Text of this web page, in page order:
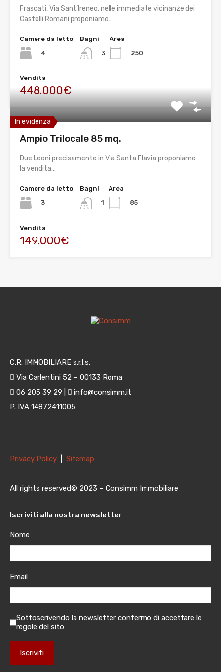
Frascati, Via Sant’Ireneo, nelle immediate vicinanze dei
Castelli Romani proponiamo…
Camere da letto
4
Bagni
3
Area
250
Vendita
448.000€
In evidenza
Ampio Trilocale 85 mq.
Due Leoni precisamente in Via Santa Flavia proponiamo
la vendita…
Camere da letto
3
Bagni
1
Area
85
Vendita
149.000€
C.R. IMMOBILIARE s.r.l.s.
Via Carlentini 52 – 00133 Roma
06 205 39 29 |
info@consimm.it
P. IVA 14872411005
Privacy Policy Sitemap
All rights reserved© 2023 – Consimm Immobiliare
Iscriviti alla nostra newsletter
Nome
Email
Sottoscrivendo la newsletter confermo di accettare le
regole del sito